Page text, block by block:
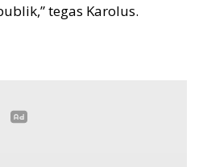
tegas Karolus.